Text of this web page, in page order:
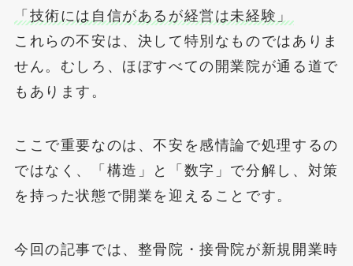
「技術には自信があるが経営は未経験」
これらの不安は、決して特別なものではありま
せん。むしろ、ほぼすべての開業院が通る道で
もあります。
ここで重要なのは、不安を感情論で処理するの
ではなく、「構造」と「数字」で分解し、対策
を持った状態で開業を迎えることです。
今回の記事では、整骨院・接骨院が新規開業時